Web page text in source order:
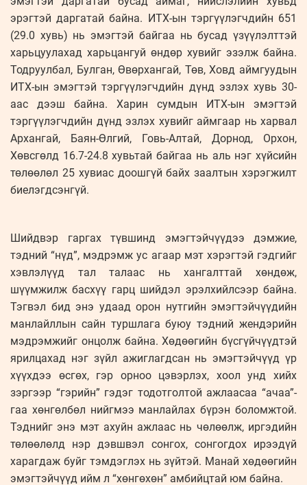
эрэгтэй даргатай байна. ИТХ-ын тэргүүлэгчдийн 651
(29.0 хувь) нь эмэгтэй байгаа нь бусад үзүүлэлттэй
харьцуулахад харьцангуй өндөр хувийг эзэлж байна.
Тодруулбал, Булган, Өвөрхангай, Төв, Ховд аймгуудын
ИТХ-ын эмэгтэй тэргүүлэгчдийн дүнд эзлэх хувь 30-
аас дээш байна. Харин сумдын ИТХ-ын эмэгтэй
тэргүүлэгчдийн дүнд эзлэх хувийг аймгаар нь харвал
Архангай, Баян-Өлгий, Говь-Алтай, Дорнод, Орхон,
Хөвсгөлд 16.7-24.8 хувьтай байгаа нь аль нэг хүйсийн
төлөөлөл 25 хувиас доошгүй байх заалтын хэрэгжилт
биелэгдсэнгүй.
Шийдвэр гаргах түвшинд эмэгтэйчүүдээ дэмжие,
тэдний “нүд”, мэдрэмж ус агаар мэт хэрэгтэй гэдгийг
хэвлэлүүд тал талаас нь хангалттай хөндөж,
шүүмжилж басхүү гарц шийдэл эрэлхийлсээр байна.
Тэгвэл бид энэ удаад орон нутгийн эмэгтэйчүүдийн
манлайллын сайн туршлага буюу тэдний жендэрийн
мэдрэмжийг онцолж байна. Хөдөөгийн бүсгүйчүүдтэй
ярилцахад нэг зүйл ажиглагдсан нь эмэгтэйчүүд үр
хүүхдээ өсгөх, гэр орноо цэвэрлэх, хоол унд хийх
зэргээр “гэрийн” гэдэг тодотголтой ажлаасаа “ачаа”-
гаа хөнгөлбөл нийгмээ манлайлах бүрэн боломжтой.
Тэднийг энэ мэт ахуйн ажлаас нь чөлөөлж, иргэдийн
төлөөлөлд нэр дэвшвэл сонгох, сонгогдох ирээдүй
харагдаж буйг тэмдэглэх нь зүйтэй. Манай хөдөөгийн
эмэгтэйчүүд ийм л “хөнгөхөн” амбийцтай юм байна.